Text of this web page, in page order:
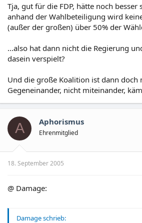
Tja, gut für die FDP, hätte noch besser
anhand der Wahlbeteiligung wird
(außer der großen) über 50% der
...also hat dann nicht die Regierung
dasein verspielt?
Und die große Koalition ist dann doch
Gegeneinander, nicht miteinander,
A Aphorismus
Ehrenmitglied
18. September 2005
@ Damage:
Damage schrieb: